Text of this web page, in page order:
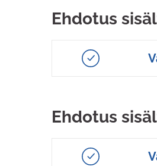
Ehdotus
Ehdotus